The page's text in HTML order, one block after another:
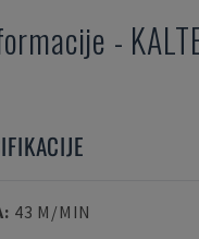
-
: 43 M/MIN